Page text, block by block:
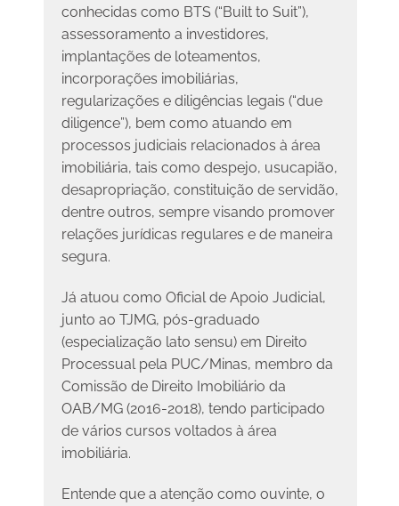
conhecidas como BTS (“Built to Suit”),
assessoramento a investidores,
implantações de loteamentos,
incorporações imobiliárias,
regularizações e diligências legais (“due
diligence”), bem como atuando em
processos judiciais relacionados à área
imobiliária, tais como despejo, usucapião,
desapropriação, constituição de servidão,
dentre outros, sempre visando promover
relações jurídicas regulares e de maneira
segura.
Já atuou como Oficial de Apoio Judicial,
junto ao TJMG, pós-graduado
(especialização lato sensu) em Direito
Processual pela PUC/Minas, membro da
Comissão de Direito Imobiliário da
OAB/MG (2016-2018), tendo participado
de vários cursos voltados à área
imobiliária.
Entende que a atenção como ouvinte, o